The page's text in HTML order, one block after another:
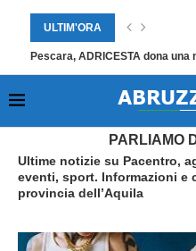
ULTIM'ORA
Pescara, ADRICESTA dona
Home Pagina 3
PARLIAMO
Ultime notizie su Pacentro,
eventi, sport. Informazioni e
provincia dell’Aquila